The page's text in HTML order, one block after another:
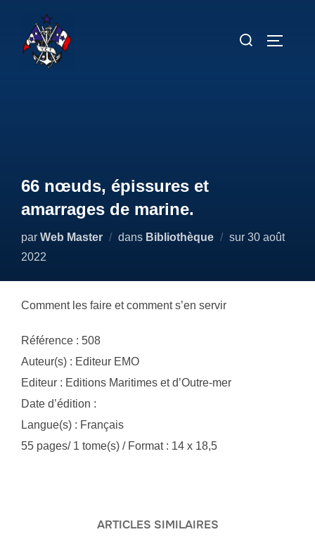
contenu
Rechercher :
66 nœuds, épissures et
amarrages de marine.
par Web Master dans Bibliothèque sur Publié
30 août
2022
Comment les faire et comment s’en servir
Référence : 508
Auteur(s) : Editeur EMO
Editeur : Editions Maritimes et d’Outre-mer
Date d’édition :
Langue(s) : Français
55 pages/ 1 tome(s) / Format : 14 x 18,5
ARTICLES SIMILAIRES